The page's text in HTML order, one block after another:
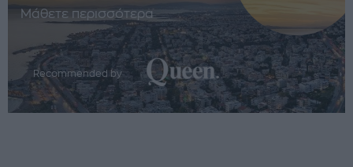
Μάθετε περισσότερα
Recommended by